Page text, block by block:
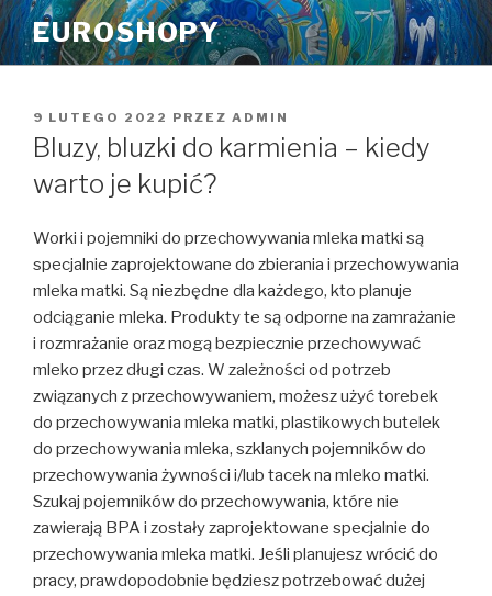
Przeskocz
do
treści
EUROSHOPY
OPUBLIKOWANE
W
9 LUTEGO 2022 PRZEZ ADMIN
Bluzy, bluzki do karmienia – kiedy
warto je kupić?
Worki i pojemniki do przechowywania mleka matki są
specjalnie zaprojektowane do zbierania i przechowywania
mleka matki. Są niezbędne dla każdego, kto planuje
odciąganie mleka. Produkty te są odporne na zamrażanie
i rozmrażanie oraz mogą bezpiecznie przechowywać
mleko przez długi czas. W zależności od potrzeb
związanych z przechowywaniem, możesz użyć torebek
do przechowywania mleka matki, plastikowych butelek
do przechowywania mleka, szklanych pojemników do
przechowywania żywności i/lub tacek na mleko matki.
Szukaj pojemników do przechowywania, które nie
zawierają BPA i zostały zaprojektowane specjalnie do
przechowywania mleka matki. Jeśli planujesz wrócić do
pracy, prawdopodobnie będziesz potrzebować dużej